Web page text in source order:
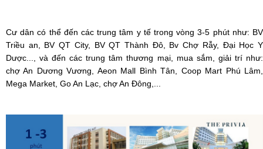
Cư dân có thể đến các trung tâm y tế trong vòng 3-5 phút như: BV
Triều an, BV QT City, BV QT Thành Đô, Bv Chợ Rẫy, Đại Học Y
Dược..., và đến các trung tâm thương mại, mua sắm, giải trí như:
chợ An Dương Vương, Aeon Mall Bình Tân, Coop Mart Phú Lâm,
Mega Market, Go An Lạc, chợ An Đông,...